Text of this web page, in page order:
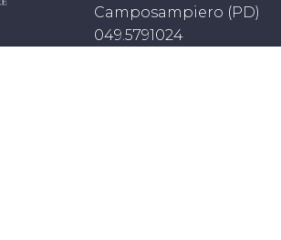
Camposampiero (PD)
049.5791024